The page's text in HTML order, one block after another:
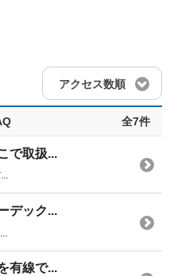
アクセス数順
全7件
で取扱...
デック...
有線で...